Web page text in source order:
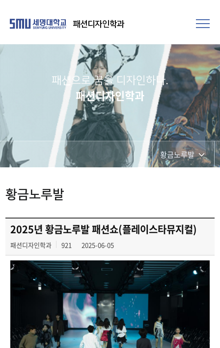
패션디자인학과
패션으로 꿈을 디자인하다.
패션디자인학과
황금노루발
학과행사
동아리
황금노루발
2025년 황금노루발 패션쇼(플레이스타뮤지컬)
패션디자인학과 921 2025-06-05